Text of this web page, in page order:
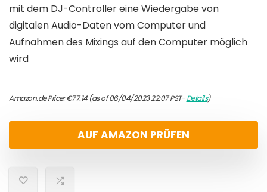
mit dem DJ-Controller eine Wiedergabe von
digitalen Audio-Daten vom Computer und
Aufnahmen des Mixings auf den Computer möglich
wird
Amazon.de Price:€77.14(as of 06/04/2023 22:07 PST-Details)
AUF AMAZON PRÜFEN